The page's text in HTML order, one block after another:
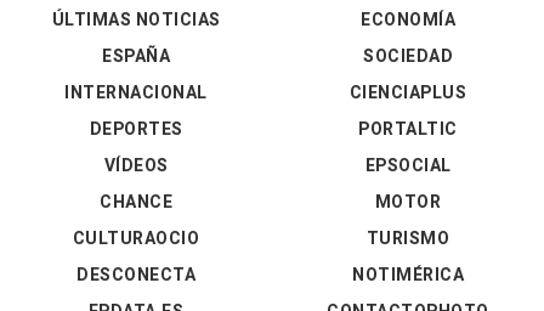
ÚLTIMAS NOTICIAS
ESPAÑA
INTERNACIONAL
DEPORTES
VÍDEOS
ECONOMÍA
SOCIEDAD
CIENCIAPLUS
PORTALTIC
EPSOCIAL
CHANCE
CULTURAOCIO
DESCONECTA
MOTOR
TURISMO
NOTIMÉRICA